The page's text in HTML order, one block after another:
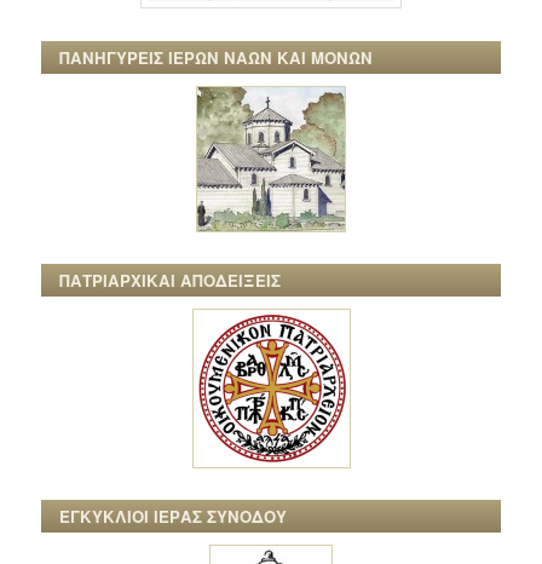
ΠΑΝΗΓΥΡΕΙΣ ΙΕΡΩΝ ΝΑΩΝ ΚΑΙ ΜΟΝΩΝ
ΠΑΤΡΙΑΡΧΙΚΑΙ ΑΠΟΔΕΙΞΕΙΣ
ΕΓΚΥΚΛΙΟΙ ΙΕΡΑΣ ΣΥΝΟΔΟΥ